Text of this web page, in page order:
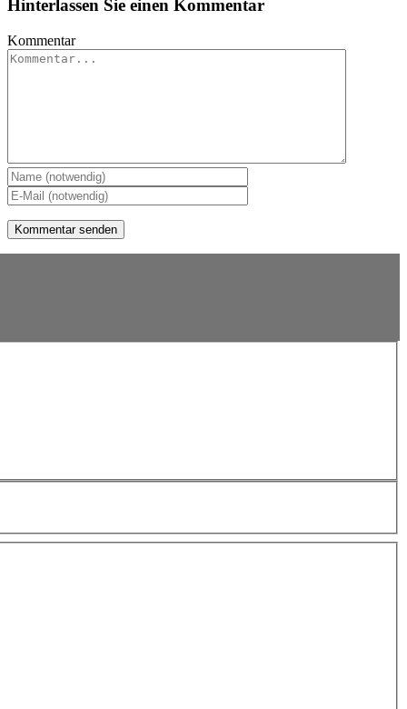
Hinterlassen Sie einen Kommentar
Kommentar